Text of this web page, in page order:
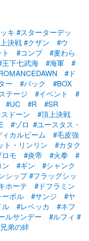
キ #スターターデッ
決戦#クザン
#ウ
#コンプ
#麦わら
王下七武海 #海軍
#
#ド
ー #パック
#BOX
テージ #イベント
#
#UC #R
#SR
ドーン
#頂上決戦
#ゾロ #ユースタス・
カルビーム
#毛皮強
ト・リンリン
#カタク
モ #炎帝 #火拳
#
#ギン
#シャンク
シップ#フラッグシッ
ホーテ
#ドフラミン
ーボル #サンジ
#ヤ
ル #レベッカ
#ネフ
ルサンデー #ルフィ #
弟の絆